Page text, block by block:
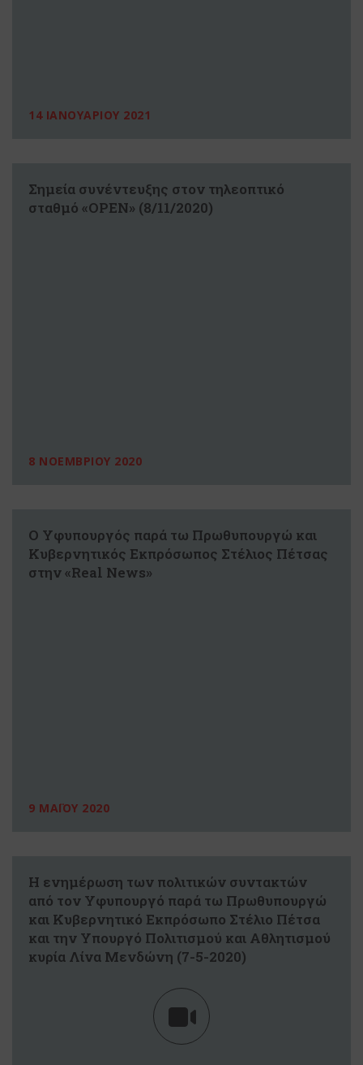
14 ΙΑΝΟΥΑΡΙΟΥ 2021
Σημεία συνέντευξης στον τηλεοπτικό
σταθμό «OPEN» (8/11/2020)
8 ΝΟΕΜΒΡΙΟΥ 2020
Ο Υφυπουργός παρά τω Πρωθυπουργώ και
Κυβερνητικός Εκπρόσωπος Στέλιος Πέτσας
στην «Real News»
9 ΜΑΪΟΥ 2020
Η ενημέρωση των πολιτικών συντακτών
από τον Υφυπουργό παρά τω Πρωθυπουργώ
και Κυβερνητικό Εκπρόσωπο Στέλιο Πέτσα
και την Υπουργό Πολιτισμού και Αθλητισμού
κυρία Λίνα Μενδώνη (7-5-2020)